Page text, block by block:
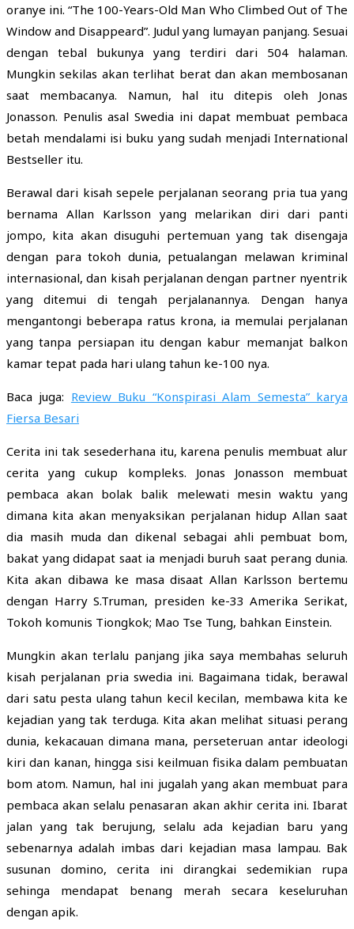
oranye ini. “The 100-Years-Old Man Who Climbed Out of The
Window and Disappeard”. Judul yang lumayan panjang. Sesuai
dengan tebal bukunya yang terdiri dari 504 halaman.
Mungkin sekilas akan terlihat berat dan akan membosanan
saat membacanya. Namun, hal itu ditepis oleh Jonas
Jonasson. Penulis asal Swedia ini dapat membuat pembaca
betah mendalami isi buku yang sudah menjadi International
Bestseller itu.
Berawal dari kisah sepele perjalanan seorang pria tua yang
bernama Allan Karlsson yang melarikan diri dari panti
jompo, kita akan disuguhi pertemuan yang tak disengaja
dengan para tokoh dunia, petualangan melawan kriminal
internasional, dan kisah perjalanan dengan partner nyentrik
yang ditemui di tengah perjalanannya. Dengan hanya
mengantongi beberapa ratus krona, ia memulai perjalanan
yang tanpa persiapan itu dengan kabur memanjat balkon
kamar tepat pada hari ulang tahun ke-100 nya.
Baca juga: Review Buku “Konspirasi Alam Semesta” karya
Fiersa Besari
Cerita ini tak sesederhana itu, karena penulis membuat alur
cerita yang cukup kompleks. Jonas Jonasson membuat
pembaca akan bolak balik melewati mesin waktu yang
dimana kita akan menyaksikan perjalanan hidup Allan saat
dia masih muda dan dikenal sebagai ahli pembuat bom,
bakat yang didapat saat ia menjadi buruh saat perang dunia.
Kita akan dibawa ke masa disaat Allan Karlsson bertemu
dengan Harry S.Truman, presiden ke-33 Amerika Serikat,
Tokoh komunis Tiongkok; Mao Tse Tung, bahkan Einstein.
Mungkin akan terlalu panjang jika saya membahas seluruh
kisah perjalanan pria swedia ini. Bagaimana tidak, berawal
dari satu pesta ulang tahun kecil kecilan, membawa kita ke
kejadian yang tak terduga. Kita akan melihat situasi perang
dunia, kekacauan dimana mana, perseteruan antar ideologi
kiri dan kanan, hingga sisi keilmuan fisika dalam pembuatan
bom atom. Namun, hal ini jugalah yang akan membuat para
pembaca akan selalu penasaran akan akhir cerita ini. Ibarat
jalan yang tak berujung, selalu ada kejadian baru yang
sebenarnya adalah imbas dari kejadian masa lampau. Bak
susunan domino, cerita ini dirangkai sedemikian rupa
sehinga mendapat benang merah secara keseluruhan
dengan apik.